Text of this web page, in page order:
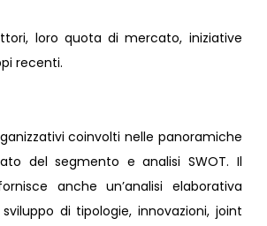
loro quota di mercato, iniziative
recenti.
coinvolti nelle panoramiche
del segmento e analisi SWOT. Il
anche un’analisi elaborativa
di tipologie, innovazioni, joint